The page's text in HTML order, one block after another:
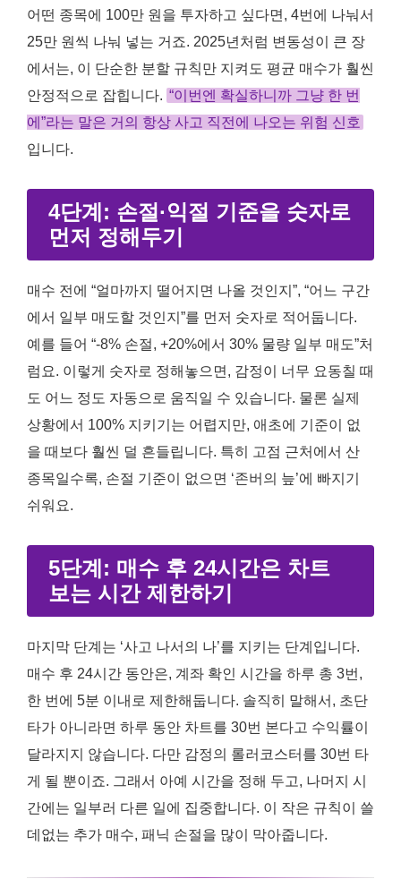
어떤 종목에 100만 원을 투자하고 싶다면, 4번에 나눠서
25만 원씩 나눠 넣는 거죠. 2025년처럼 변동성이 큰 장
에서는, 이 단순한 분할 규칙만 지켜도 평균 매수가 훨씬
안정적으로 잡힙니다. “이번엔 확실하니까 그냥 한 번
에”라는 말은 거의 항상 사고 직전에 나오는 위험 신호
입니다.
4단계: 손절·익절 기준을 숫자로
먼저 정해두기
매수 전에 “얼마까지 떨어지면 나올 것인지”, “어느 구간
에서 일부 매도할 것인지”를 먼저 숫자로 적어둡니다.
예를 들어 “-8% 손절, +20%에서 30% 물량 일부 매도”처
럼요. 이렇게 숫자로 정해놓으면, 감정이 너무 요동칠 때
도 어느 정도 자동으로 움직일 수 있습니다. 물론 실제
상황에서 100% 지키기는 어렵지만, 애초에 기준이 없
을 때보다 훨씬 덜 흔들립니다. 특히 고점 근처에서 산
종목일수록, 손절 기준이 없으면 ‘존버의 늪’에 빠지기
쉬워요.
5단계: 매수 후 24시간은 차트
보는 시간 제한하기
마지막 단계는 ‘사고 나서의 나’를 지키는 단계입니다.
매수 후 24시간 동안은, 계좌 확인 시간을 하루 총 3번,
한 번에 5분 이내로 제한해둡니다. 솔직히 말해서, 초단
타가 아니라면 하루 동안 차트를 30번 본다고 수익률이
달라지지 않습니다. 다만 감정의 롤러코스터를 30번 타
게 될 뿐이죠. 그래서 아예 시간을 정해 두고, 나머지 시
간에는 일부러 다른 일에 집중합니다. 이 작은 규칙이 쓸
데없는 추가 매수, 패닉 손절을 많이 막아줍니다.